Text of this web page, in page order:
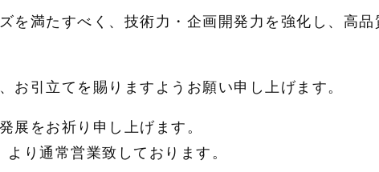
を満たすべく、技術力・企画開発力を強化し、高品
お引立てを賜りますようお願い申し上げます。
展をお祈り申し上げます。
り通常営業致しております。